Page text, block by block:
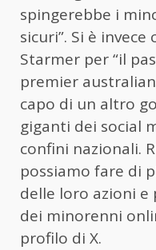
spingerebbe i
sicuri”. Si è
Starmer per “il
premier
capo di un altro
giganti dei social
confini nazionali.
possiamo fare di
delle loro azioni e
dei minorenni
profilo di X.